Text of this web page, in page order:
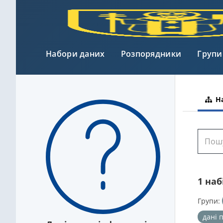
Набори даних Розпорядники Групи
1
Групи:
дані